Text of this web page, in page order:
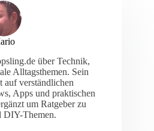
über Technik,
Alltagsthemen. Sein
auf verständlichen
Apps und praktischen
um Ratgeber zu
DIY-Themen.